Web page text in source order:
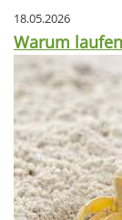
18.05.2026
Warum